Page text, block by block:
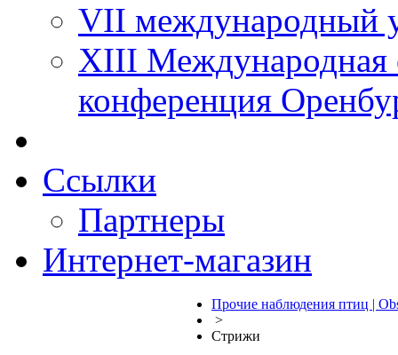
VII международный
XIII Международная
конференция
Ссылки
Партнеры
Интернет-магазин
Прочие наблюдения птиц |
>
Стрижи